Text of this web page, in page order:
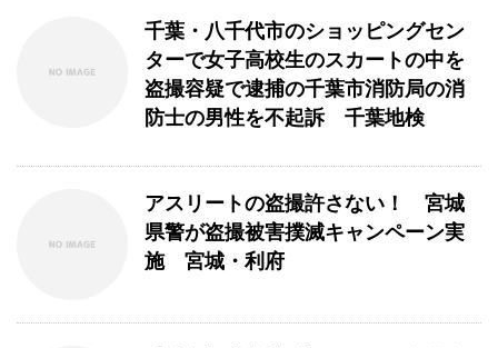
千葉・八千代市のショッピングセン
ターで女子高校生のスカートの中を
盗撮容疑で逮捕の千葉市消防局の消
防士の男性を不起訴 千葉地検
アスリートの盗撮許さない！ 宮城
県警が盗撮被害撲滅キャンペーン実
施 宮城・利府